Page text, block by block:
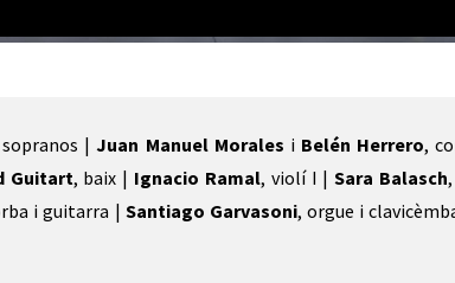
sopranos |Juan Manuel Morales i Belén Herrero,
Guitart, baix | Ignacio Ramal, violí I |Sara Balasch
i guitarra | Santiago Garvasoni, orgue i